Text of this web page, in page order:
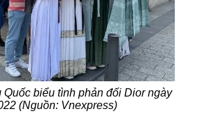
Quốc biểu tình phản đối Dior ngày
(Nguồn: Vnexpress)